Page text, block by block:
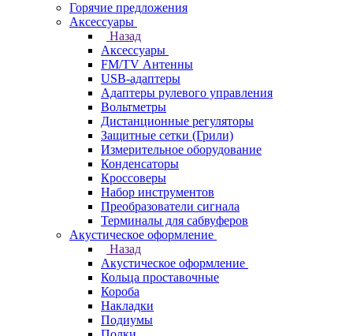
Горячие предложения
Аксессуары
Назад
Аксессуары
FM/TV Антенны
USB-адаптеры
Адаптеры рулевого управления
Вольтметры
Дистанционные регуляторы
Защитные сетки (Грили)
Измерительное оборудование
Конденсаторы
Кроссоверы
Набор инструментов
Преобразователи сигнала
Терминалы для сабвуферов
Акустическое оформление
Назад
Акустическое оформление
Кольца проставочные
Короба
Накладки
Подиумы